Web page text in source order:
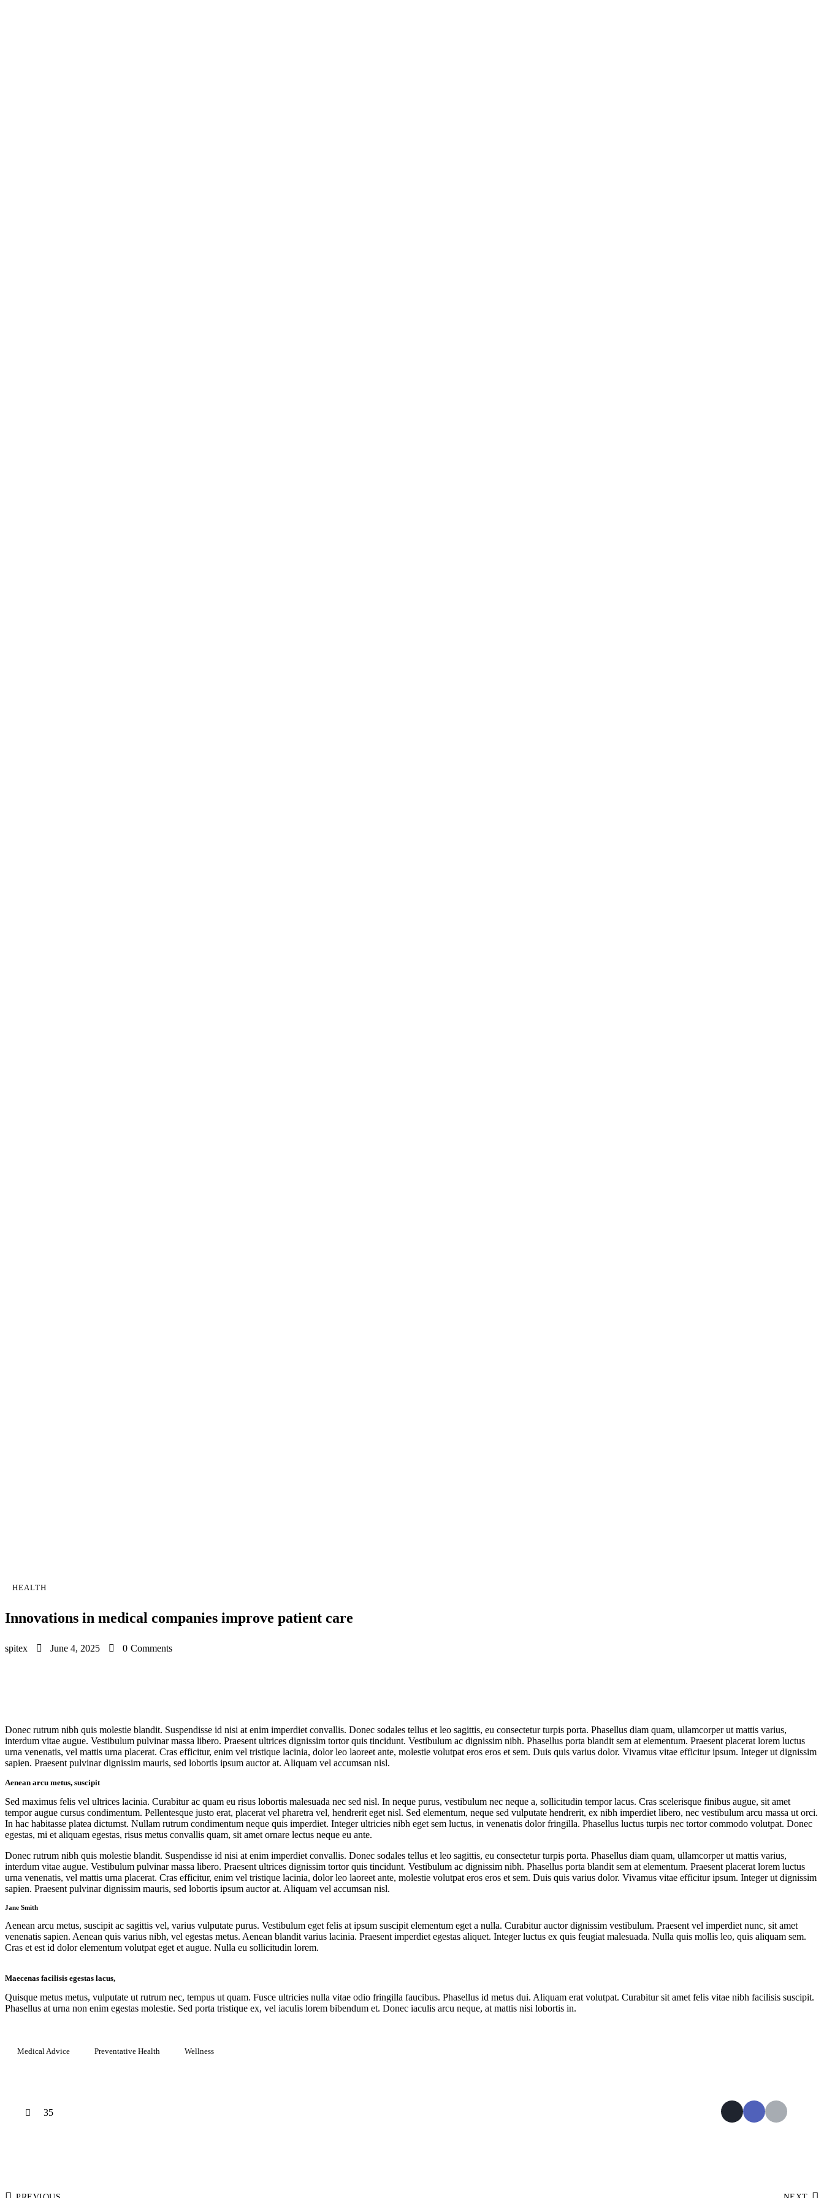
HEALTH
Innovations in medical companies improve patient care
spitex June 4, 2025 0 Comments
Donec rutrum nibh quis molestie blandit. Suspendisse id nisi at enim imperdiet convallis. Donec sodales tellus et leo sagittis, eu consectetur turpis porta. Phasellus diam quam, ullamcorper ut mattis varius,
interdum vitae augue. Vestibulum pulvinar massa libero. Praesent ultrices dignissim tortor quis tincidunt. Vestibulum ac dignissim nibh. Phasellus porta blandit sem at elementum. Praesent placerat lorem luctus
urna venenatis, vel mattis urna placerat. Cras efficitur, enim vel tristique lacinia, dolor leo laoreet ante, molestie volutpat eros eros et sem. Duis quis varius dolor. Vivamus vitae efficitur ipsum. Integer ut dignissim
sapien. Praesent pulvinar dignissim mauris, sed lobortis ipsum auctor at. Aliquam vel accumsan nisl.
Aenean arcu metus, suscipit
Sed maximus felis vel ultrices lacinia. Curabitur ac quam eu risus lobortis malesuada nec sed nisl. In neque purus, vestibulum nec neque a, sollicitudin tempor lacus. Cras scelerisque finibus augue, sit amet
tempor augue cursus condimentum. Pellentesque justo erat, placerat vel pharetra vel, hendrerit eget nisl. Sed elementum, neque sed vulputate hendrerit, ex nibh imperdiet libero, nec vestibulum arcu massa ut orci.
In hac habitasse platea dictumst. Nullam rutrum condimentum neque quis imperdiet. Integer ultricies nibh eget sem luctus, in venenatis dolor fringilla. Phasellus luctus turpis nec tortor commodo volutpat. Donec
egestas, mi et aliquam egestas, risus metus convallis quam, sit amet ornare lectus neque eu ante.
Donec rutrum nibh quis molestie blandit. Suspendisse id nisi at enim imperdiet convallis. Donec sodales tellus et leo sagittis, eu consectetur turpis porta. Phasellus diam quam, ullamcorper ut mattis varius,
interdum vitae augue. Vestibulum pulvinar massa libero. Praesent ultrices dignissim tortor quis tincidunt. Vestibulum ac dignissim nibh. Phasellus porta blandit sem at elementum. Praesent placerat lorem luctus
urna venenatis, vel mattis urna placerat. Cras efficitur, enim vel tristique lacinia, dolor leo laoreet ante, molestie volutpat eros eros et sem. Duis quis varius dolor. Vivamus vitae efficitur ipsum. Integer ut dignissim
sapien. Praesent pulvinar dignissim mauris, sed lobortis ipsum auctor at. Aliquam vel accumsan nisl.
Jane Smith
Aenean arcu metus, suscipit ac sagittis vel, varius vulputate purus. Vestibulum eget felis at ipsum suscipit elementum eget a nulla. Curabitur auctor dignissim vestibulum. Praesent vel imperdiet nunc, sit amet
venenatis sapien. Aenean quis varius nibh, vel egestas metus. Aenean blandit varius lacinia. Praesent imperdiet egestas aliquet. Integer luctus ex quis feugiat malesuada. Nulla quis mollis leo, quis aliquam sem.
Cras et est id dolor elementum volutpat eget et augue. Nulla eu sollicitudin lorem.
Maecenas facilisis egestas lacus,
Quisque metus metus, vulputate ut rutrum nec, tempus ut quam. Fusce ultricies nulla vitae odio fringilla faucibus. Phasellus id metus dui. Aliquam erat volutpat. Curabitur sit amet felis vitae nibh facilisis suscipit.
Phasellus at urna non enim egestas molestie. Sed porta tristique ex, vel iaculis lorem bibendum et. Donec iaculis arcu neque, at mattis nisi lobortis in.
Medical Advice Preventative Health Wellness
35